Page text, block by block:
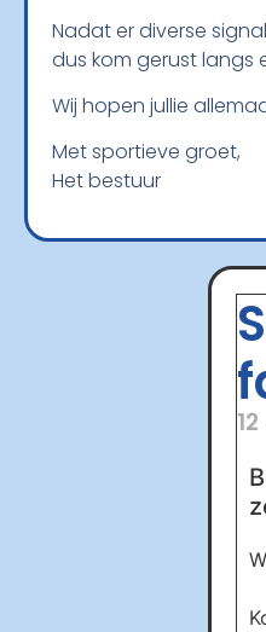
Nadat er diverse
dus kom gerust langs
Wij hopen jullie
Met sportieve groet,
Het bestuur